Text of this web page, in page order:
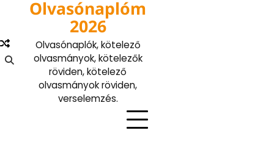
content
Olvasónaplóm
2026
Olvasónaplók, kötelező
olvasmányok, kötelezők
röviden, kötelező
olvasmányok röviden,
verselemzés.